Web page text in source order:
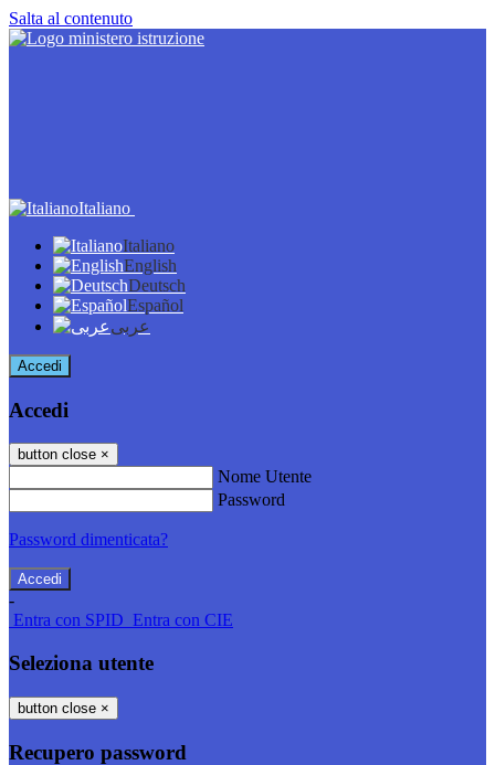
Salta al contenuto
Italiano
Italiano
English
Deutsch
Español
عربى
Accedi
Accedi
button close ×
Nome Utente
Password
Password dimenticata?
-
Entra con SPID Entra con CIE
Seleziona utente
button close ×
Recupero password